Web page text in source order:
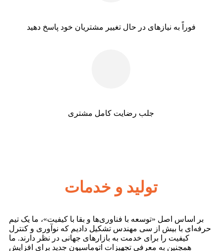
فوراً به نیازهای در حال تغییر مشتریان خود پاسخ دهید
جلب رضایت کامل مشتری
تولید و خدمات
بر اساس اصل «توسعه با فناوری‌ها و بقا با کیفیت»، ما یک تیم
حرفه‌ای با بیش از سی مهندس تشکیل دادیم که نوآوری و کنترل
کیفیت را برای خدمت به بازارهای جهانی در نظر دارند. ما
همچنین به معرفی تجهیزات اتوماسیون جدید برای افزایش